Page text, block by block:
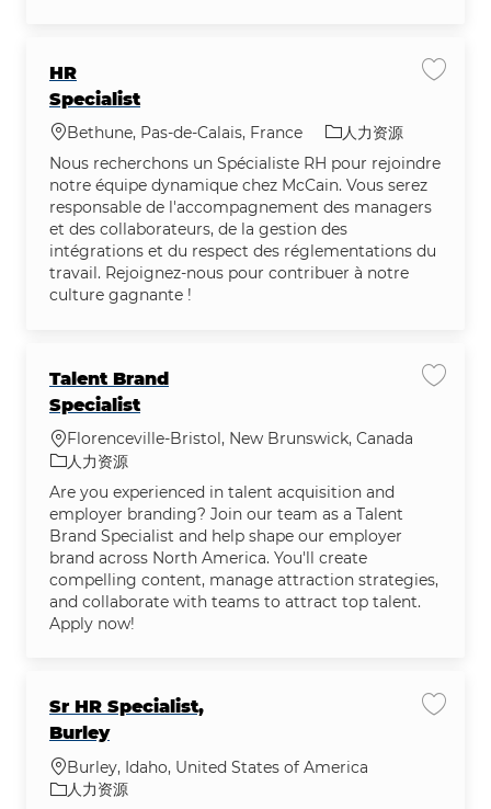
HR
Specialist
位置Bethune, Pas-de-Calais, France 类别人力资源
Nous recherchons un Spécialiste RH pour rejoindre
notre équipe dynamique chez McCain. Vous serez
responsable de l'accompagnement des managers
et des collaborateurs, de la gestion des
intégrations et du respect des réglementations du
travail. Rejoignez-nous pour contribuer à notre
culture gagnante !
保存作
Talent Brand
Specialist
位置Florenceville-Bristol, New Brunswick, Canada
类别人力资源
Are you experienced in talent acquisition and
employer branding? Join our team as a Talent
Brand Specialist and help shape our employer
brand across North America. You'll create
compelling content, manage attraction strategies,
and collaborate with teams to attract top talent.
Apply now!
保存作
Sr HR Specialist,
Burley
位置Burley, Idaho, United States of America
类别人力资源
保存作